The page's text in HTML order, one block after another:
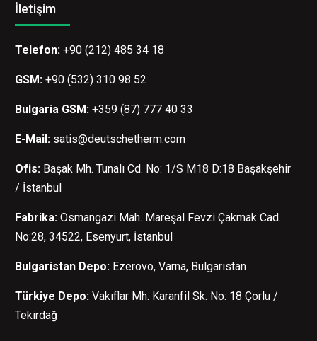
İletişim
Telefon: +90 (212) 485 34 18
GSM: +90 (532) 310 98 52
Bulgaria GSM: +359 (87) 777 40 33
E-Mail: satis@deutschetherm.com
Ofis: Başak Mh. Tunalı Cd. No: 1/S M18 D:18 Başakşehir
/ İstanbul
Fabrika: Osmangazi Mah. Mareşal Fevzi Çakmak Cad.
No:28, 34522, Esenyurt, İstanbul
Bulgaristan Depo: Ezerovo, Varna, Bulgaristan
Türkiye Depo: Vakıflar Mh. Karanfil Sk. No: 18 Çorlu /
Tekirdağ